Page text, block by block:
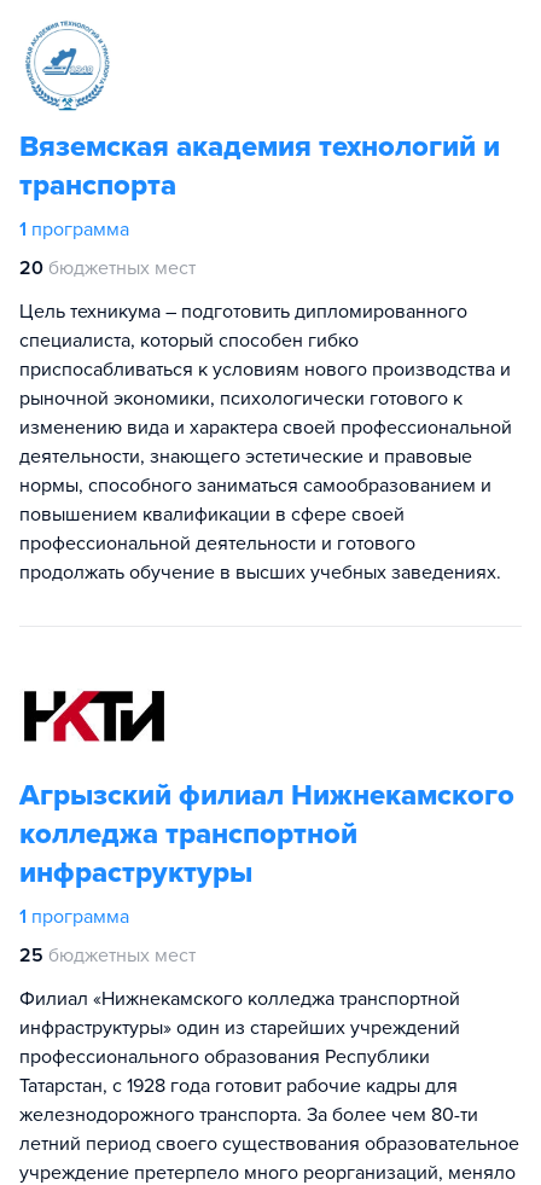
Вяземская академия технологий и
транспорта
1 программа
20 бюджетных мест
Цель техникума – подготовить дипломированного
специалиста, который способен гибко
приспосабливаться к условиям нового производства и
рыночной экономики, психологически готового к
изменению вида и характера своей профессиональной
деятельности, знающего эстетические и правовые
нормы, способного заниматься самообразованием и
повышением квалификации в сфере своей
профессиональной деятельности и готового
продолжать обучение в высших учебных заведениях.
Агрызский филиал Нижнекамского
колледжа транспортной
инфраструктуры
1 программа
25 бюджетных мест
Филиал «Нижнекамского колледжа транспортной
инфраструктуры» один из старейших учреждений
профессионального образования Республики
Татарстан, с 1928 года готовит рабочие кадры для
железнодорожного транспорта. За более чем 80-ти
летний период своего существования образовательное
учреждение претерпело много реорганизаций, меняло